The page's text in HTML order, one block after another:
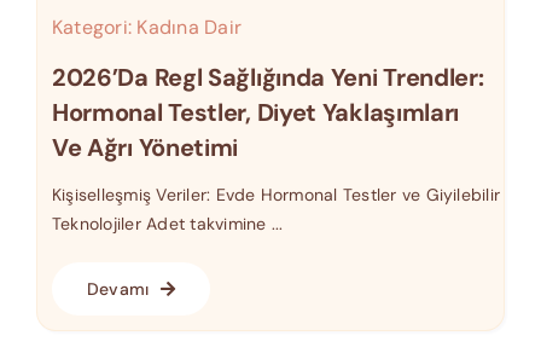
Kategori: Kadına Dair
2026’da Regl Sağlığında Yeni Trendler:
Hormonal Testler, Diyet Yaklaşımları
Ve Ağrı Yönetimi
Kişiselleşmiş Veriler: Evde Hormonal Testler ve Giyilebilir
Teknolojiler Adet takvimine ...
Devamı